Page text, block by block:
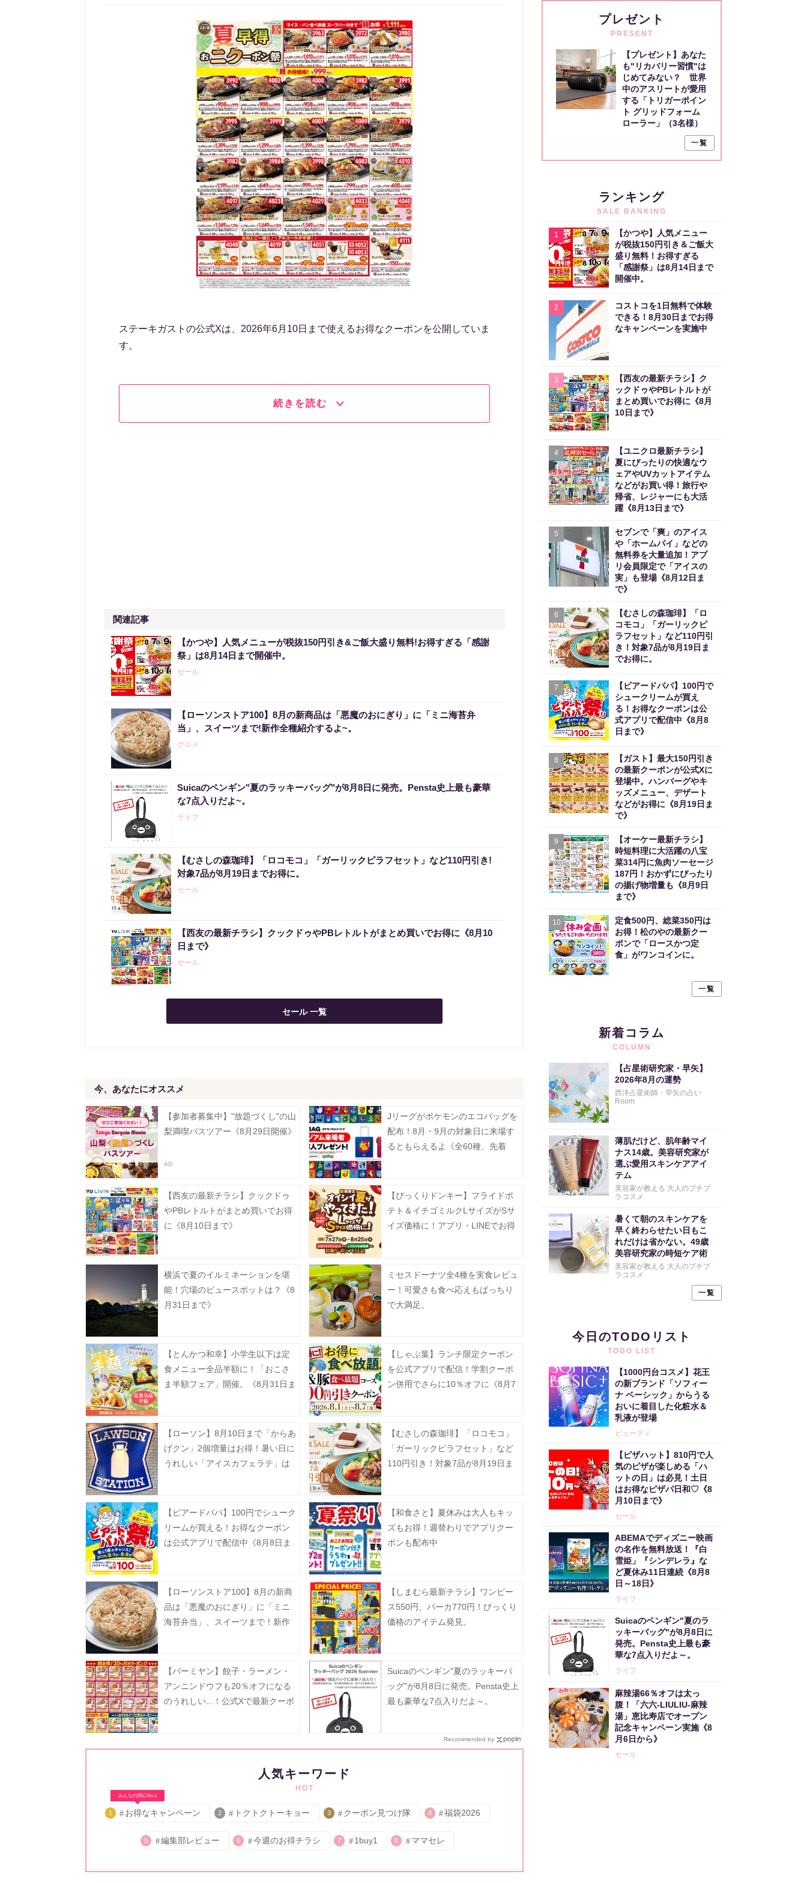
ステーキガストの公式Xは、2026年6月10日まで使えるお得なクーポンを公開していま
す。
続きを読む
関連記事
【かつや】人気メニューが税抜150円引き&ご飯大盛り無料!お得すぎる「感謝
祭」は8月14日まで開催中。
セール
【ローソンストア100】8月の新商品は「悪魔のおにぎり」に「ミニ海苔弁
当」、スイーツまで!新作全種紹介するよ~。
グルメ
Suicaのペンギン"夏のラッキーバッグ"が8月8日に発売。Pensta史上最も豪華
な7点入りだよ~。
ライフ
【むさしの森珈琲】「ロコモコ」「ガーリックピラフセット」など110円引き!
対象7品が8月19日までお得に。
セール
【西友の最新チラシ】クックドゥやPBレトルトがまとめ買いでお得に《8月10
日まで》
セール
セール 一覧
今、あなたにオススメ
【参加者募集中】"放題づくし"の山
梨満喫バスツアー《8月29日開催》
Jリーグがポケモンのエコバッグを
配布！8月・9月の対象日に来場す
るともらえるよ《全60種、先着
【西友の最新チラシ】クックドゥ
やPBレトルトがまとめ買いでお得
に《8月10日まで》
【びっくりドンキー】フライドポ
テト＆イチゴミルクLサイズがSサ
イズ価格に！アプリ・LINEでお得
横浜で夏のイルミネーションを堪
能！穴場のビュースポットは？《8
月31日まで》
ミセスドーナツ全4種を実食レビュ
ー！可愛さも食べ応えもばっちり
で大満足。
【とんかつ和幸】小学生以下は定
食メニュー全品半額に！「おこさ
ま半額フェア」開催。《8月31日ま
【しゃぶ葉】ランチ限定クーポン
を公式アプリで配信！学割クーポ
ン併用でさらに10％オフに《8月7
【ローソン】8月10日まで「からあ
げクン」2個増量はお得！暑い日に
うれしい「アイスカフェラテ」は
【むさしの森珈琲】「ロコモコ」
「ガーリックピラフセット」など
110円引き！対象7品が8月19日ま
【ビアードパパ】100円でシューク
リームが買える！お得なクーポン
は公式アプリで配信中《8月8日ま
【和食さと】夏休みは大人もキッ
ズもお得！週替わりでアプリクー
ポンも配布中
【ローソンストア100】8月の新商
品は「悪魔のおにぎり」に「ミニ
海苔弁当」、スイーツまで！新作
【しまむら最新チラシ】ワンピー
ス550円、パーカ770円！びっくり
価格のアイテム発見。
【バーミヤン】餃子・ラーメン・
アンニンドウフも20％オフになる
のうれしい...！公式Xで最新クーポ
Suicaのペンギン"夏のラッキーバ
ッグ"が8月8日に発売。Pensta史上
最も豪華な7点入りだよ～。
Recommended by
人気キーワード
HOT
みんなの関心No.1
1 お得なキャンペーン 2 トクトクトーキョー 3 クーポン見つけ隊 4 福袋2026
5 編集部レビュー 6 今週のお得チラシ 7 1buy1 8 ママセレ
プレゼント
PRESENT
【プレゼント】あなた
も"リカバリー習慣"は
じめてみない？ 世界
中のアスリートが愛用
する「トリガーポイン
ト グリッドフォーム
ローラー」（3名様）
一覧
ランキング
SALE RANKING
1
【かつや】人気メニュー
が税抜150円引き＆ご飯大
盛り無料！お得すぎる
「感謝祭」は8月14日まで
開催中。
2
コストコを1日無料で体験
できる！8月30日までお得
なキャンペーンを実施中
3
【西友の最新チラシ】ク
ックドゥやPBレトルトが
まとめ買いでお得に《8月
10日まで》
4
【ユニクロ最新チラシ】
夏にぴったりの快適なウ
ェアやUVカットアイテム
などがお買い得！旅行や
帰省、レジャーにも大活
躍《8月13日まで》
5
セブンで「爽」のアイス
や「ホームパイ」などの
無料券を大量追加！アプ
リ会員限定で「アイスの
実」も登場《8月12日ま
で》
6
【むさしの森珈琲】「ロ
コモコ」「ガーリックピ
ラフセット」など110円引
き！対象7品が8月19日ま
でお得に。
7
【ビアードパパ】100円で
シュークリームが買え
る！お得なクーポンは公
式アプリで配信中《8月8
日まで》
8
【ガスト】最大150円引き
の最新クーポンが公式Xに
登場中。ハンバーグやキ
ッズメニュー、デザート
などがお得に《8月19日ま
で》
9
【オーケー最新チラシ】
時短料理に大活躍の八宝
菜314円に魚肉ソーセージ
187円！おかずにぴったり
の揚げ物増量も《8月9日
まで》
10
定食500円、総菜350円は
お得！松のやの最新クー
ポンで「ロースかつ定
食」がワンコインに。
一覧
新着コラム
COLUMN
【占星術研究家・早矢】
2026年8月の運勢
西洋占星術師・早矢の占い
Room
薄肌だけど、肌年齢マイ
ナス14歳。美容研究家が
選ぶ愛用スキンケアアイ
テム
美容家が教える 大人のプチプ
ラコスメ
暑くて朝のスキンケアを
早く終わらせたい日もこ
れだけは省かない。49歳
美容研究家の時短ケア術
美容家が教える 大人のプチプ
ラコスメ
一覧
今日のTODOリスト
TODO LIST
【1000円台コスメ】花王
の新ブランド「ソフィー
ナ ベーシック」からうる
おいに着目した化粧水＆
乳液が登場
ビューティ
【ピザハット】810円で人
気のピザが楽しめる「ハ
ットの日」は必見！土日
はお得なピザパ日和♡《8
月10日まで》
セール
ABEMAでディズニー映画
の名作を無料放送！『白
雪姫」『シンデレラ』な
ど夏休み11日連続《8月8
日～18日》
ライフ
Suicaのペンギン"夏のラ
ッキーバッグ"が8月8日に
発売。Pensta史上最も豪
華な7点入りだよ～。
ライフ
麻辣湯66％オフは太っ
腹！「六六-LIULIU-麻辣
湯」恵比寿店でオープン
記念キャンペーン実施《8
月6日から》
セール